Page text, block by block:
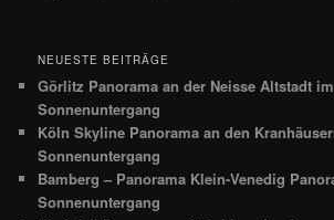
NEUESTE BEITRÄGE
Görlitz Panorama an der Neisse Altstadt im
Sonnenuntergang
Köln Skyline Panorama an den
Sonnenuntergang
Bamberg – Panorama Klein-Venedig
Sonnenuntergang